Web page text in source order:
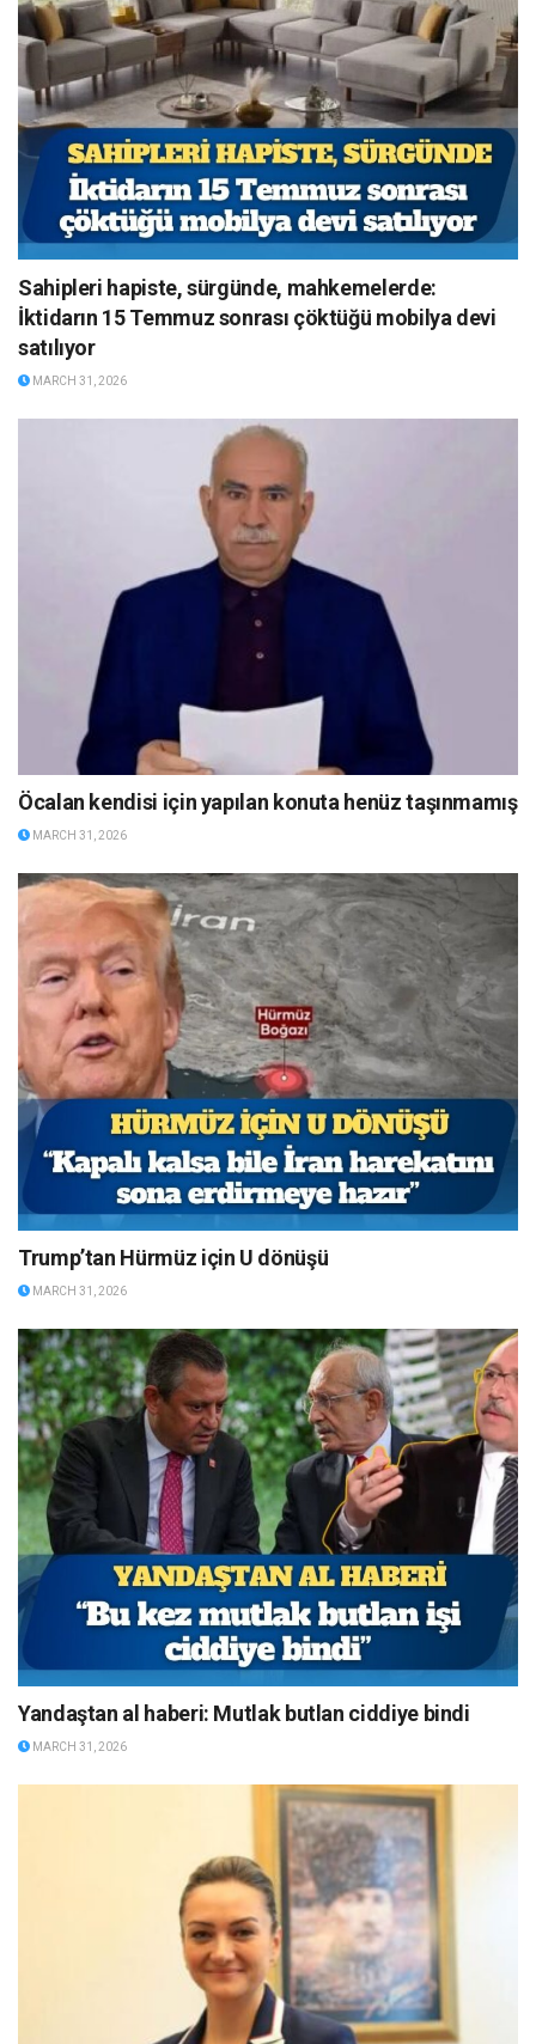
Sahipleri hapiste, sürgünde, mahkemelerde:
İktidarın 15 Temmuz sonrası çöktüğü mobilya devi
satılıyor
MARCH 31, 2026
Öcalan kendisi için yapılan konuta henüz taşınmamış
MARCH 31, 2026
Trump’tan Hürmüz için U dönüşü
MARCH 31, 2026
Yandaştan al haberi: Mutlak butlan ciddiye bindi
MARCH 31, 2026